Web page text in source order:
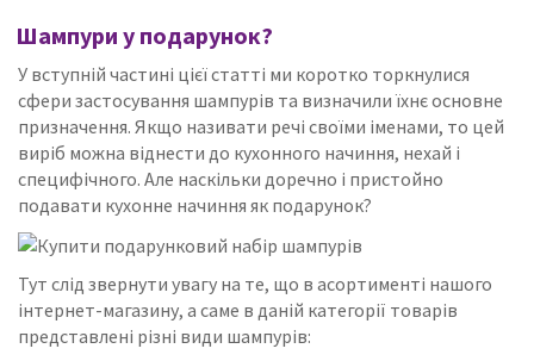
Шампури у подарунок?
У вступній частині цієї статті ми коротко торкнулися
сфери застосування шампурів та визначили їхнє основне
призначення.Якщо називати речі своїми іменами, то цей
виріб можна віднести до кухонного начиння, нехай і
специфічного.Але наскільки доречно і пристойно
подавати кухонне начиння як подарунок?
Тут слід звернути увагу на те, що в асортименті нашого
інтернет-магазину, а саме в даній категорії товарів
представлені різні види шампурів: